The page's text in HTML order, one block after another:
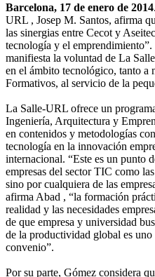
Barcelona, 17 de enero de 2014
URL , Josep M. Santos, afirma
las sinergias entre Cecot y
tecnología y el emprendimiento”.
manifiesta la voluntad de La
en el ámbito tecnológico, tanto
Formativos, al servicio de la
La Salle-URL ofrece un
Ingeniería, Arquitectura y
en contenidos y metodologías
tecnología en la innovación
internacional. “Este es un punto
empresas del sector TIC como
sino por cualquiera de las
afirma Abad , “la formación
realidad y las necesidades
de que empresa y universidad
de la productividad global es uno
convenio”.
Por su parte, Gómez considera